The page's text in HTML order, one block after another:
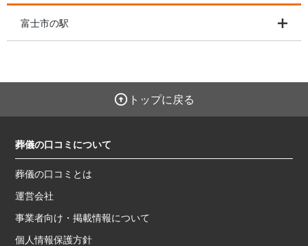
富士市の駅
トップに戻る
葬儀の口コミについて
葬儀の口コミとは
運営会社
事業者向け・掲載情報について
個人情報保護方針